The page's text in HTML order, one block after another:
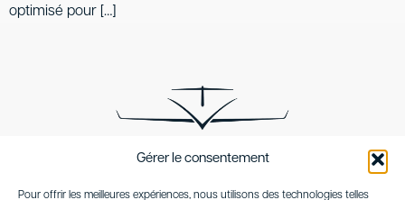
Gérer le consentement
Pour offrir les meilleures expériences, nous utilisons des technologies telles
optimisé pour […]
SKYSEAKER specialized in bespoke luxury transport